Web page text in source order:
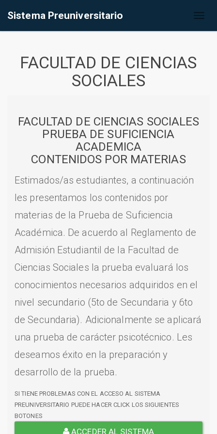
Sistema Preuniversitario
FACULTAD DE CIENCIAS
SOCIALES
FACULTAD DE CIENCIAS SOCIALES
PRUEBA DE SUFICIENCIA
ACADEMICA
CONTENIDOS POR MATERIAS
Estimados/as estudiantes, a continuación
les presentamos los contenidos por
materias de la Prueba de Suficiencia
Académica. De acuerdo al Reglamento de
Admisión Estudiantil de la Facultad de
Ciencias Sociales la prueba evaluará los
conocimientos necesarios adquiridos en el
nivel secundario (5to de Secundaria y 6to
de Secundaria). Adicionalmente se aplicará
una prueba de carácter psicotécnico. Les
deseamos éxito en la preparación y
desarrollo de la prueba.
SI TIENE PROBLEMAS CON EL ACCESO AL SISTEMA
PREUNIVERSITARIO PUEDE HACER CLICK LOS SIGUIENTES
BOTONES
ACCEDER AL SISTEMA